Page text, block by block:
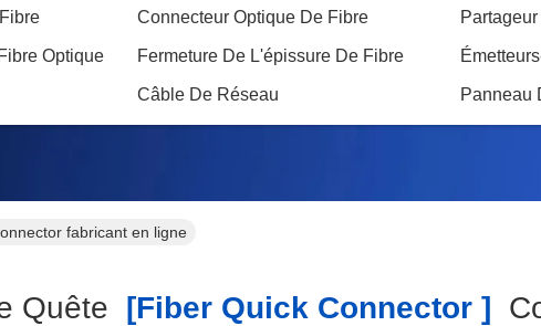
Connecteur Optique De Fibre
Optique Fermeture De L'épissure De Fibre
Câble De Réseau Panneau
Résultat De
fabricant en ligne
Quête [fiber Quick Connector ]